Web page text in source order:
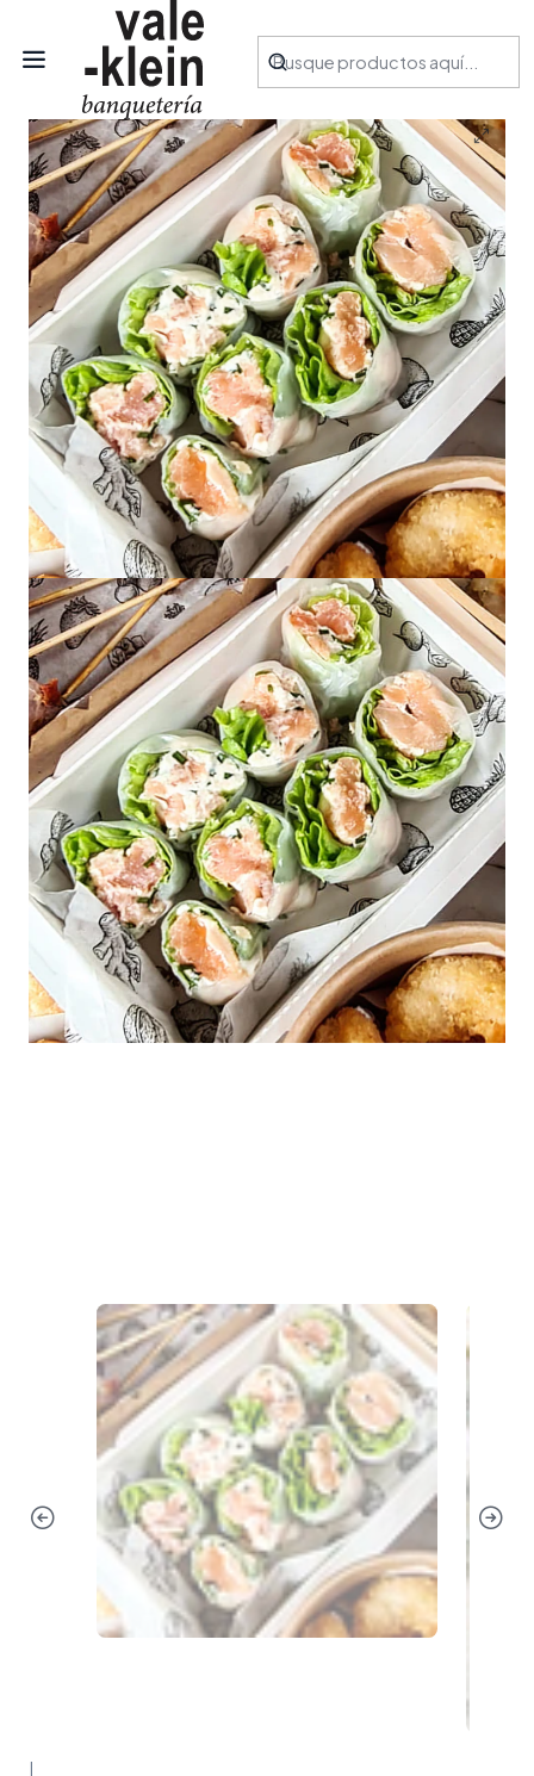
Productos Aperitivos
Rollitos de papel de arroz y salmón